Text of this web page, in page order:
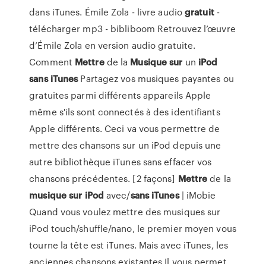
dans iTunes. Émile Zola - livre audiogratuit-
télécharger mp3 - bibliboom Retrouvez l’œuvre
d’Émile Zola en version audio gratuite.
Comment Mettrede la Musique sur un iPod
sans iTunesPartagez vos musiques payantes ou
gratuites parmi différents appareils Apple
même s'ils sont connectés à des identifiants
Apple différents. Ceci va vous permettre de
mettre des chansons sur un iPod depuis une
autre bibliothèque iTunes sans effacer vos
chansons précédentes. [2 façons] Mettrede la
musiquesur iPod avec/sans iTunes| iMobie
Quand vous voulez mettre des musiques sur
iPod touch/shuffle/nano, le premier moyen vous
tourne la tête est iTunes. Mais avec iTunes, les
anciennes chansons existantes Il vous permet